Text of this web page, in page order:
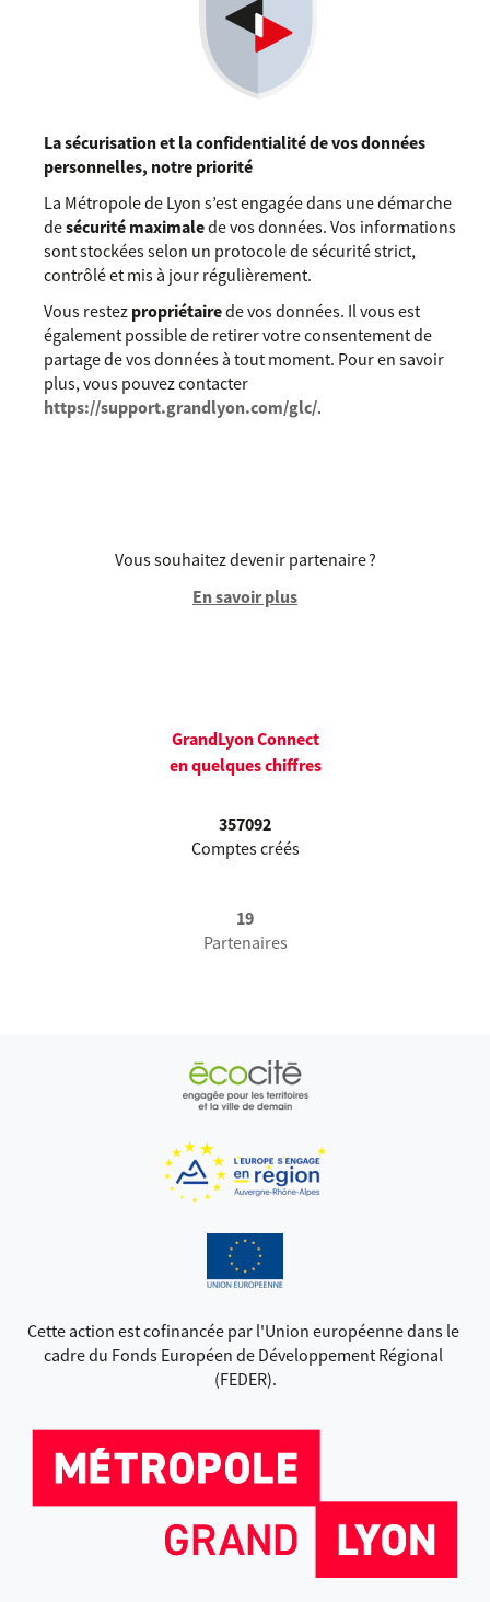
La sécurisation et la confidentialité de vos données
personnelles, notre priorité
La Métropole de Lyon s’est engagée dans une démarche
desécurité maximalede vos données. Vos informations
sont stockées selon un protocole de sécurité strict,
contrôlé et mis à jour régulièrement.
Vous restez propriétairede vos données. Il vous est
également possible de retirer votre consentement de
partage de vos données à tout moment. Pour en savoir
plus, vous pouvez contacter
https://support.grandlyon.com/glc/.
Vous souhaitez devenir partenaire ?
En savoir plus
GrandLyon Connect
en quelques chiffres
357092
Comptes créés
19
Partenaires
Cette action est cofinancée par l'Union européenne dans le
cadre du Fonds Européen de Développement Régional
(FEDER).